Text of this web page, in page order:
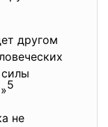
другом
5
не